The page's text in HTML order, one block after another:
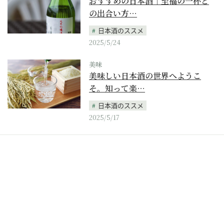
の出合い方…
日本酒のススメ
2025/5/24
美味
美味しい日本酒の世界へようこ
そ。知って楽…
日本酒のススメ
2025/5/17